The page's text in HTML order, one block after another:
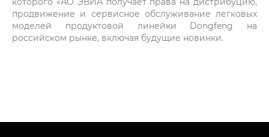
продвижение и сервисное обслуживание легковых
моделей продуктовой линейки Dongfeng на
российском рынке, включая будущие новинки.